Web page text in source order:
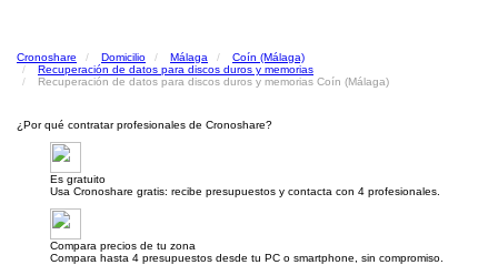
Cronoshare Domicilio Málaga
Coín (Málaga)
Recuperación de datos para discos duros y memorias
Recuperación de datos para discos duros y memorias Coín (Málaga)
¿Por qué contratar profesionales de Cronoshare?
Es gratuito
Usa Cronoshare gratis: recibe presupuestos y contacta con 4 profesionales.
Compara precios de tu zona
Compara hasta 4 presupuestos desde tu PC o smartphone, sin compromiso.